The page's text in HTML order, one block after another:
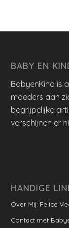
BABY EN
BabyenKind is
moeders aan
begrijpelijke
verschijnen er
HANDIGE
Over Mij: Felice
Contact met